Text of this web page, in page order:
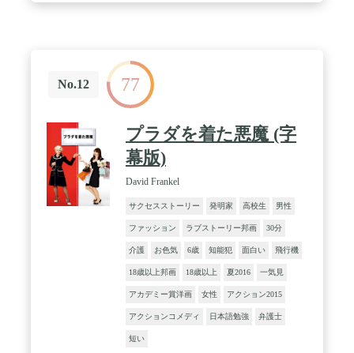
No.12 77
プラダを着た悪魔 (字
幕版)
David Frankel
サクセスストーリー 発明家 高校生 男性
ファッション ラブストーリー邦画 30分
介護 お色気 6歳 知能犯 面白い 飛行機
18歳以上邦画 18歳以上 夏2016 一気見
アカデミー賞洋画 女性 アクション2015
アクションコメディ 日本語勉強 弁護士
短い